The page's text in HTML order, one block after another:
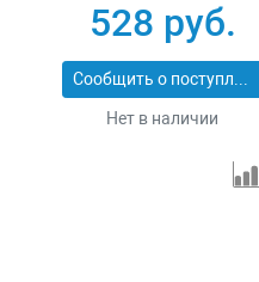
528 руб.
Сообщить о поступлении
Нет в наличии